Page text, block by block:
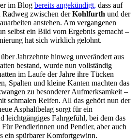
im Blog bereits angekündigt, dass auf
Radweg zwischen derKohlfurth und der
anstehen. Am vergangenen
selbst ein Bild vom Ergebnis gemacht –
hat sich wirklich gelohnt.
Jahrzehnte hinweg unverändert aus
bestand, wurde nun vollständig
im Laufe der Jahre ihre Tücken
Spalten und kleine Kanten machten das
zu besonderer Aufmerksamkeit –
schmalen Reifen. All das gehört nun der
Asphaltbelag sorgt für ein
leichtgängiges Fahrgefühl, bei dem das
Pendlerinnen und Pendler, aber auch
ein spürbarer Komfortgewinn.